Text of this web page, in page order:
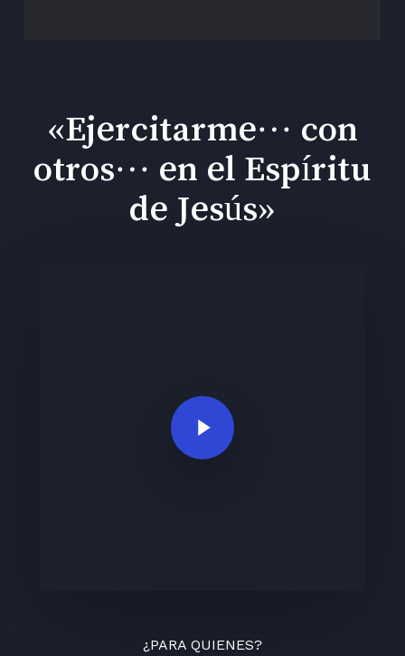
«Ejercitarme… con
otros… en el Espíritu
de Jesús»
Play Video
¿PARA QUIENES?